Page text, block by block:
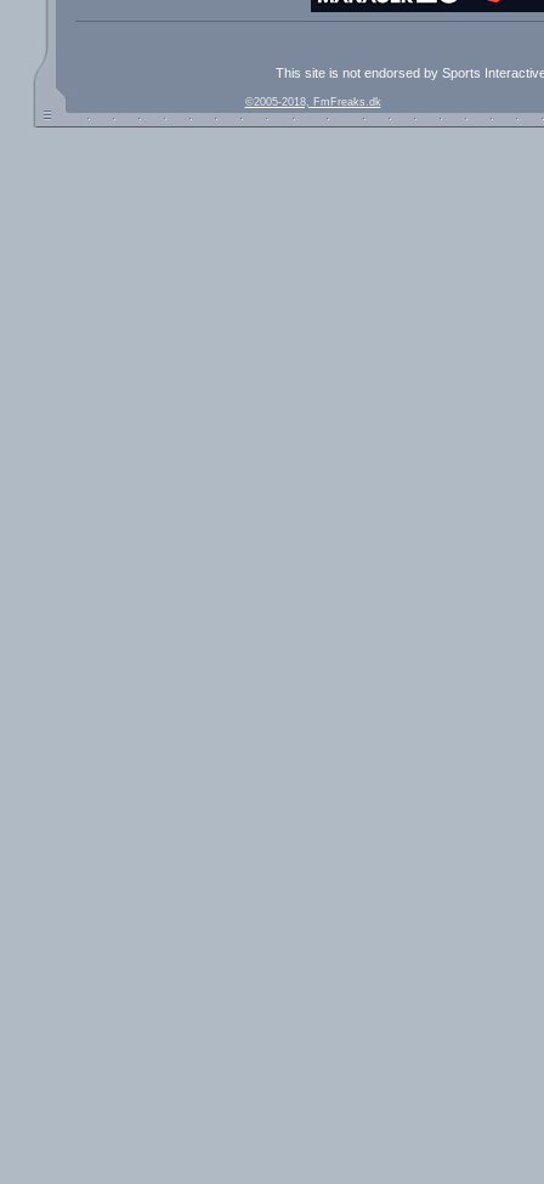
This site is not endorsed by Sports
©2005-2018, FmFreaks.dk